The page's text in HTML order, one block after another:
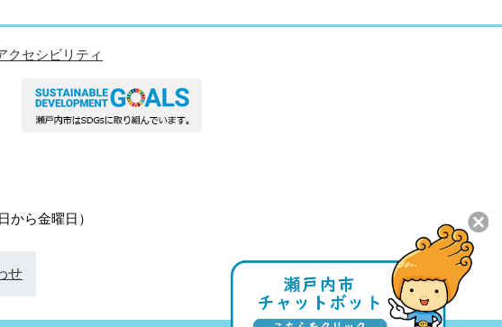
クセシビリティ
から金曜日）
せ